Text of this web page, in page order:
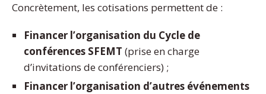
Concrètement, les cotisations permettent de :
Financer l’organisation du Cycle de
conférences SFEMT (prise en charge
d’invitations de conférenciers) ;
Financer l’organisation d’autres événements